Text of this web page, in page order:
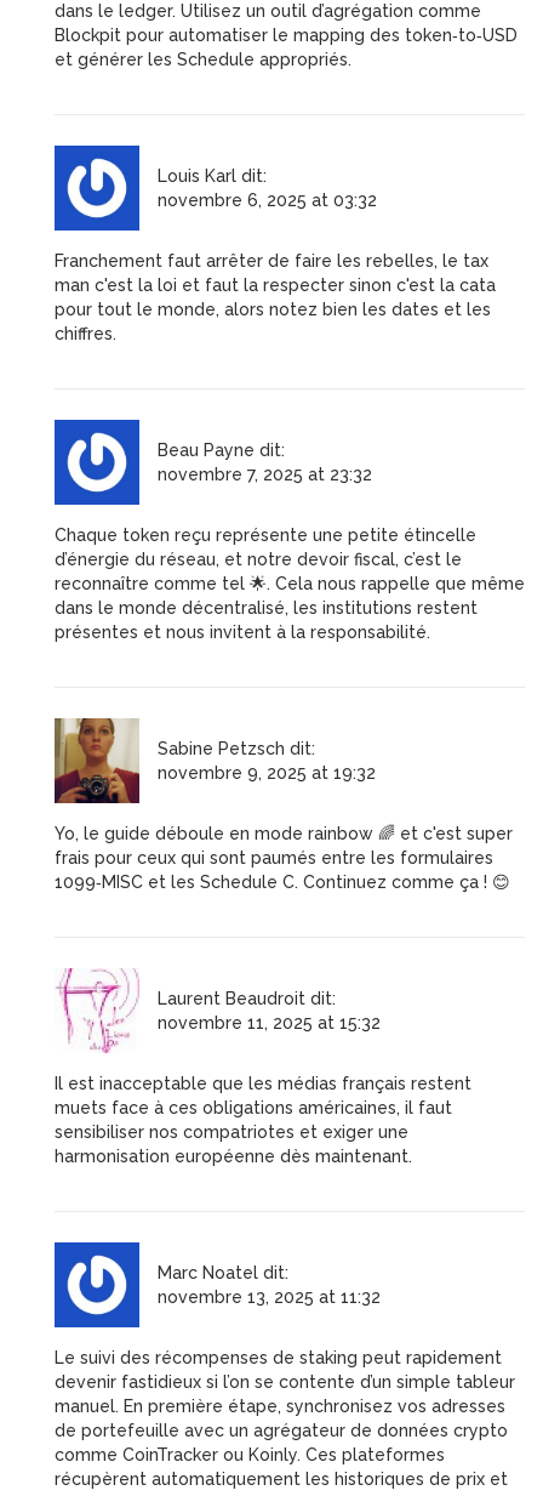
dans le ledger. Utilisez un outil d’agrégation comme
Blockpit pour automatiser le mapping des token‑to‑USD
et générer les Schedule appropriés.
Louis Karl dit:
novembre 6, 2025 at 03:32
Franchement faut arrêter de faire les rebelles, le tax
man c'est la loi et faut la respecter sinon c'est la cata
pour tout le monde, alors notez bien les dates et les
chiffres.
Beau Payne dit:
novembre 7, 2025 at 23:32
Chaque token reçu représente une petite étincelle
d’énergie du réseau, et notre devoir fiscal, c’est le
reconnaître comme tel 🌟. Cela nous rappelle que même
dans le monde décentralisé, les institutions restent
présentes et nous invitent à la responsabilité.
Sabine Petzsch dit:
novembre 9, 2025 at 19:32
Yo, le guide déboule en mode rainbow 🌈 et c'est super
frais pour ceux qui sont paumés entre les formulaires
1099‑MISC et les Schedule C. Continuez comme ça ! 😊
Laurent Beaudroit dit:
novembre 11, 2025 at 15:32
Il est inacceptable que les médias français restent
muets face à ces obligations américaines, il faut
sensibiliser nos compatriotes et exiger une
harmonisation européenne dès maintenant.
Marc Noatel dit:
novembre 13, 2025 at 11:32
Le suivi des récompenses de staking peut rapidement
devenir fastidieux si l’on se contente d’un simple tableur
manuel. En première étape, synchronisez vos adresses
de portefeuille avec un agrégateur de données crypto
comme CoinTracker ou Koinly. Ces plateformes
récupèrent automatiquement les historiques de prix et